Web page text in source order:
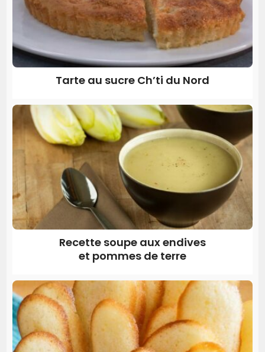
Tarte au sucre Ch’ti du Nord
Recette soupe aux endives
et pommes de terre